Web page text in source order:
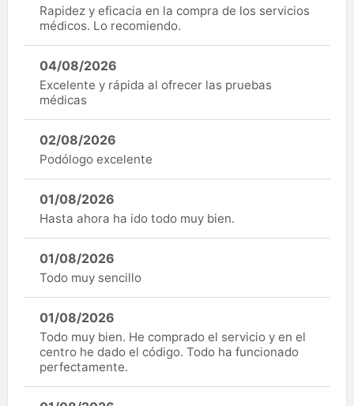
Rapidez y eficacia en la compra de los servicios
médicos. Lo recomiendo.
04/08/2026
Excelente y rápida al ofrecer las pruebas
médicas
02/08/2026
Podólogo excelente
01/08/2026
Hasta ahora ha ido todo muy bien.
01/08/2026
Todo muy sencillo
01/08/2026
Todo muy bien. He comprado el servicio y en el
centro he dado el código. Todo ha funcionado
perfectamente.